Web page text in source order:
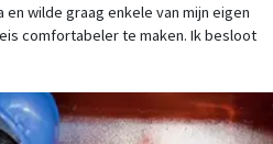
en wilde graag enkele van mijn eigen
comfortabeler te maken. Ik besloot